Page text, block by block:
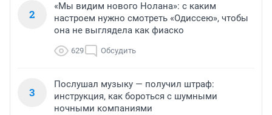
2
«Мы видим нового Нолана»: с каким
настроем нужно смотреть «Одиссею», чтобы
она не выглядела как фиаско
629 Обсудить
3
Послушал музыку — получил штраф:
инструкция, как бороться с шумными
ночными компаниями